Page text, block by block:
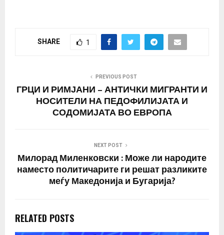
потврди своето право
зад затворени врати.…
SHARE 1
PREVIOUS POST
ГРЦИ И РИМЈАНИ – АНТИЧКИ МИГРАНТИ И
НОСИТЕЛИ НА ПЕДОФИЛИЈАТА И
СОДОМИЈАТА ВО ЕВРОПА
NEXT POST
Милорад Миленковски : Може ли народите
наместо политичарите ги решат разликите
меѓу Македонија и Бугарија?
RELATED POSTS